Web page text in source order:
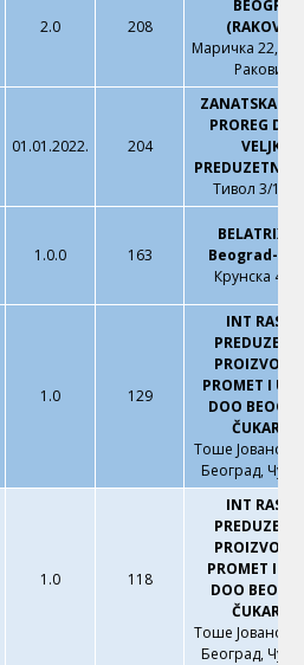
2.0 208
BEOGRAD
Маричка 22,
Раковица
01.01.2022. 204
ZANATSKA
PROREG
VELJKO
PREDUZETNIK
Тивол 3/1,
1.0.0 163
BELATRIX
Beograd-
Крунска
1.0 129
INT
PREDUZEĆE
PROMET I
DOO
ČUKARICA
Тоше
Београд,
1.0 118
INT
PREDUZEĆE
PROMET I
DOO
ČUKARICA
Тоше
Београд,